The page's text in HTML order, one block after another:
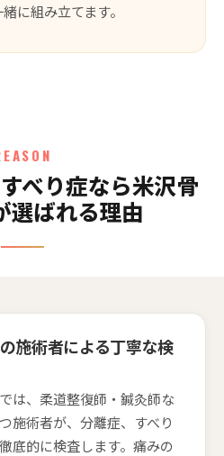
に組み立てます。
べり症なら米沢骨
選ばれる理由
施術者による丁寧な検
は、柔道整復師・鍼灸師な
施術者が、分離症、すべり
底的に検査します。痛みの